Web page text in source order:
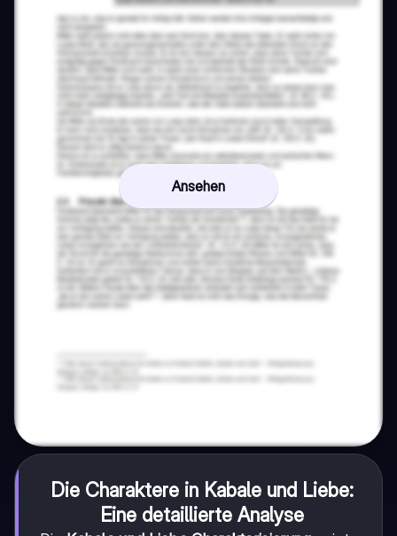
Ansehen
Die Charaktere in Kabale und Liebe:
Eine detaillierte Analyse